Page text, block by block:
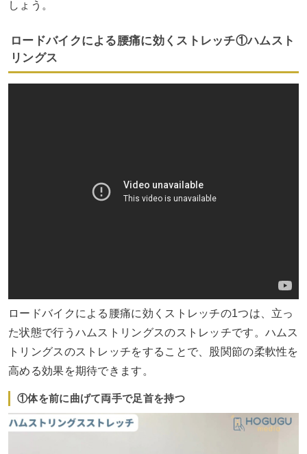
しょう。
ロードバイクによる腰痛に効くストレッチ①ハムスト
リングス
ロードバイクによる腰痛に効くストレッチの1つは、立っ
た状態で行うハムストリングスのストレッチです。ハムス
トリングスのストレッチをすることで、股関節の柔軟性を
高める効果を期待できます。
①体を前に曲げて両手で足首を持つ